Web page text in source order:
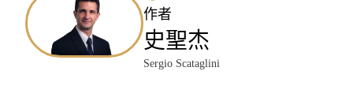
作者
史聖杰
Sergio Scataglini